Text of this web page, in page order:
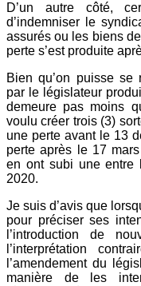
D’un autre côté,
d’indemniser le
assurés ou les biens
perte s’est produite
Bien qu’on puisse se
par le législateur
demeure pas moins
voulu créer trois (3)
une perte avant le 13
perte après le 17
en ont subi une entre
2020.
Je suis d’avis que
pour préciser ses
l’introduction de
l’interprétation
l’amendement du
manière de les